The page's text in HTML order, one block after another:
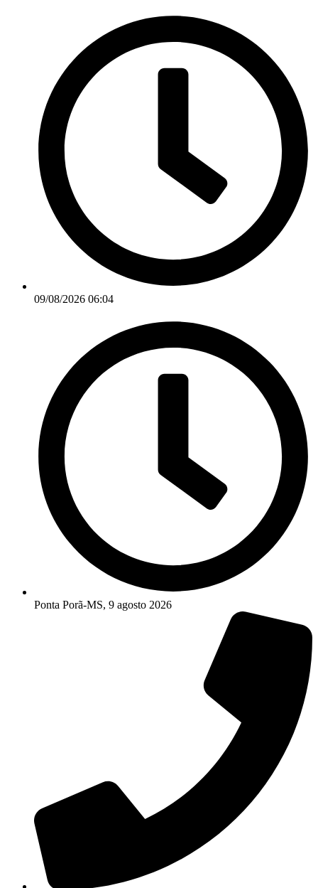
09/08/2026 06:04
Ponta Porã-MS, 9 agosto 2026